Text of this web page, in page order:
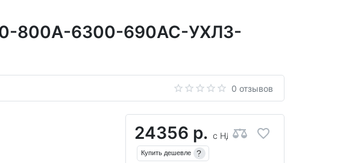
800А-6300-690AC-УХЛ3-
0 отзывов
24356 р. с НДС
Купить дешевле ?